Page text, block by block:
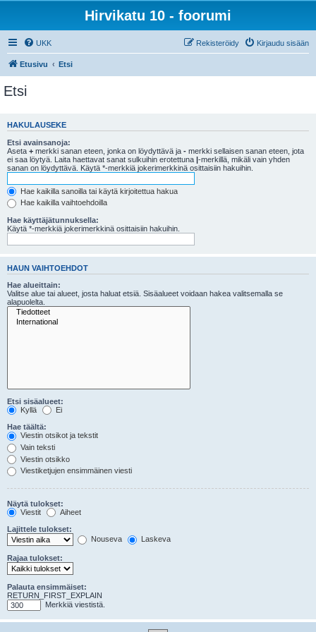
Hirvikatu 10 - foorumi
UKK Kirjaudu sisään
Rekisteröidy
Etusivu Etsi
Etsi
HAKULAUSEKE
Etsi avainsanoja:
Aseta + merkki sanan eteen, jonka on löydyttävä ja - merkki sellaisen sanan eteen, jota
ei saa löytyä. Laita haettavat sanat sulkuihin erotettuna |-merkillä, mikäli vain yhden
sanan on löydyttävä. Käytä *-merkkiä jokerimerkkinä osittaisiin hakuihin.
Hae kaikilla sanoilla tai käytä kirjoitettua hakua
Hae kaikilla vaihtoehdoilla
Hae käyttäjätunnuksella:
Käytä *-merkkiä jokerimerkkinä osittaisiin hakuihin.
HAUN VAIHTOEHDOT
Hae alueittain:
Valitse alue tai alueet, josta haluat etsiä. Sisäalueet voidaan hakea valitsemalla se
alapuolelta.
Etsi sisäalueet:
Kyllä
Ei
Hae täältä:
Viestin otsikot ja tekstit
Vain teksti
Viestin otsikko
Viestiketjujen ensimmäinen viesti
Näytä tulokset:
Viestit
Aiheet
Lajittele tulokset:
Nouseva
Laskeva
Rajaa tulokset:
Palauta ensimmäiset:
RETURN_FIRST_EXPLAIN
Merkkiä viestistä.